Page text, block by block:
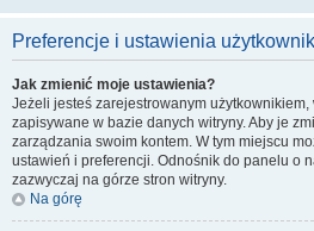
Preferencje i ustawienia
Jak zmienić moje ustawienia?
Jeżeli jesteś zarejestrowanym
zapisywane w bazie danych witryny. Aby je
zarządzania swoim kontem. W tym miejscu
ustawień i preferencji. Odnośnik do panelu o
zazwyczaj na górze stron witryny.
Na górę